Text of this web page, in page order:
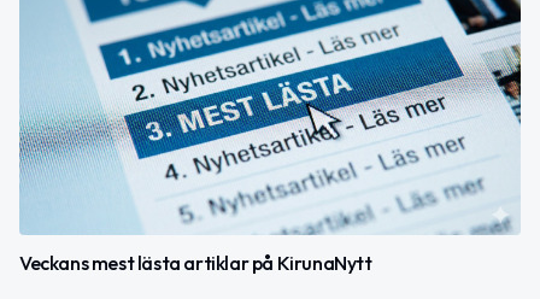
Veckans mest lästa artiklar på KirunaNytt